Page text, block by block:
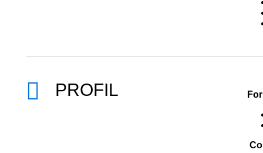
PROFIL